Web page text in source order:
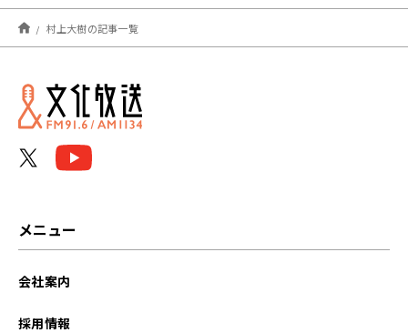
2025年01月
村上大樹の記事一覧
メニュー
会社案内
採用情報